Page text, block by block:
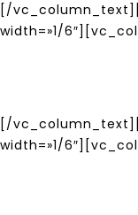
[/
width=»1/
[/
width=»1/